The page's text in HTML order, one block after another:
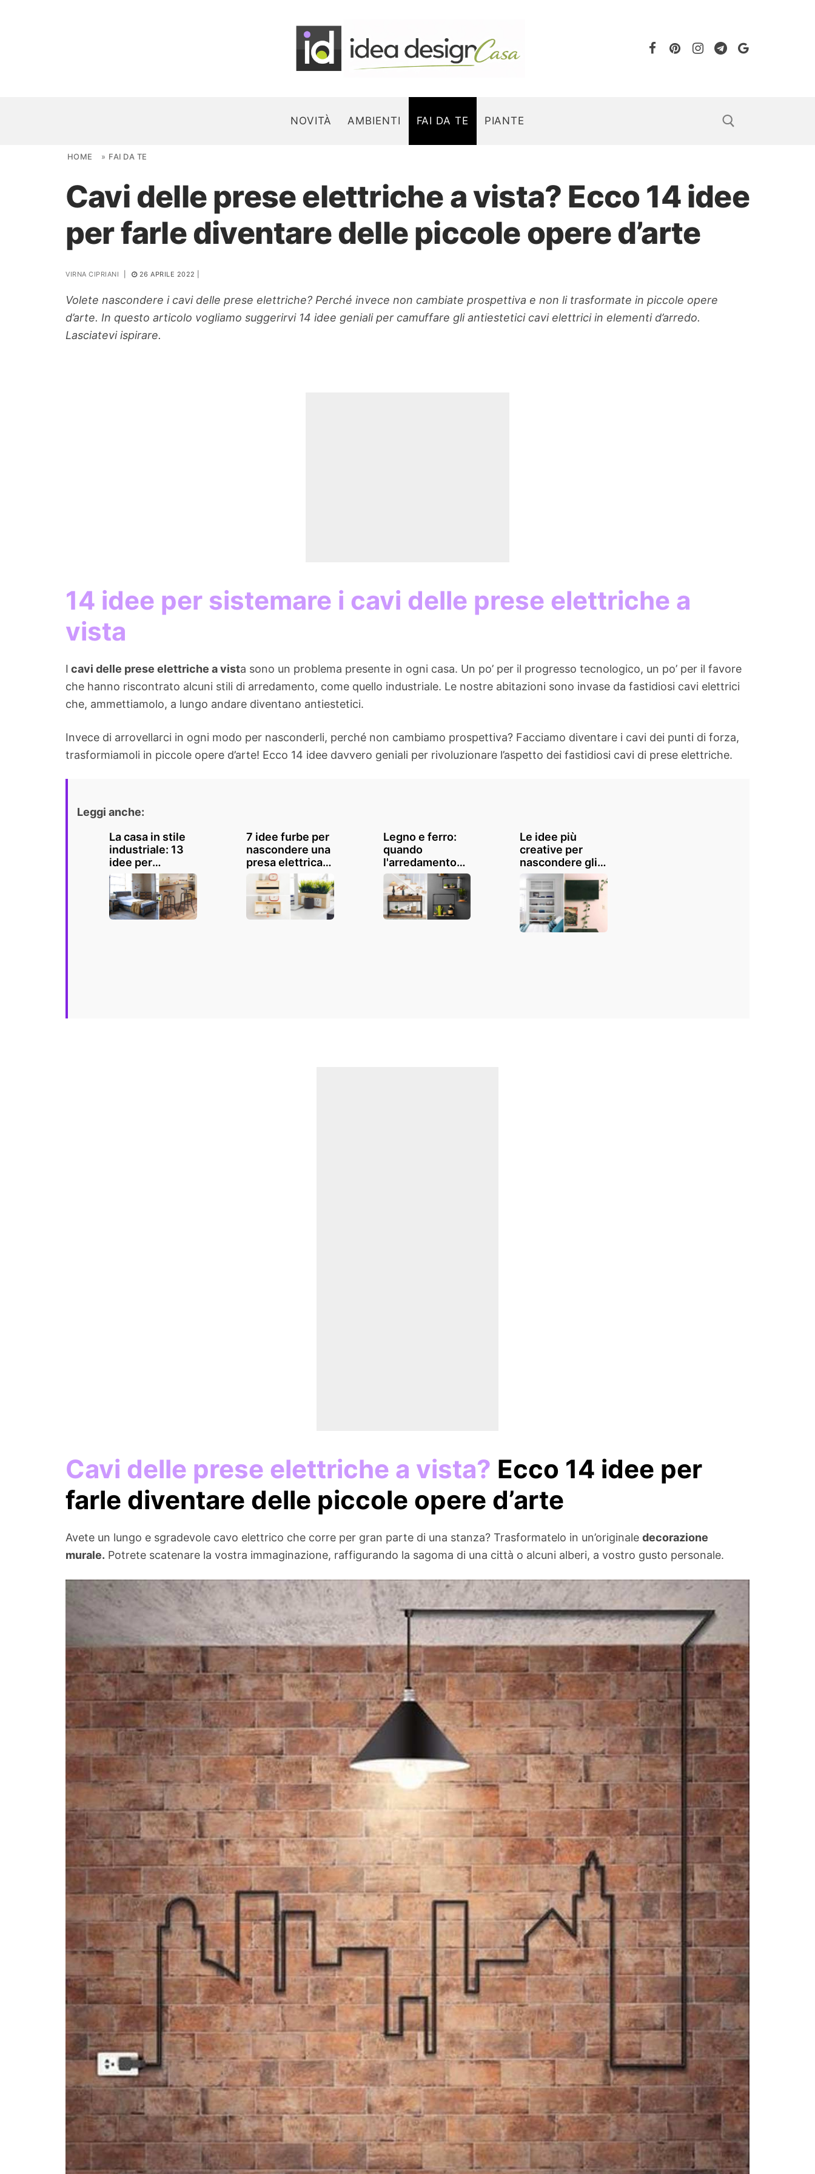
NOVITÀ AMBIENTI FAI DA TE PIANTE
Search for:
NOVITÀ
AMBIENTI
Ortaggio
Search for:
HOME » FAI DA TE
Cavi delle prese elettriche a vista? Ecco 14 idee
per farle diventare delle piccole opere d’arte
VIRNA CIPRIANI 26 APRILE 2022
Volete nascondere i cavi delle prese elettriche? Perché invece non cambiate prospettiva e non li trasformate in piccole opere
d’arte. In questo articolo vogliamo suggerirvi 14 idee geniali per camuffare gli antiestetici cavi elettrici in elementi d’arredo.
Lasciatevi ispirare.
14 idee per sistemare i cavi delle prese elettriche a
vista
I cavi delle prese elettriche a vista sono un problema presente in ogni casa. Un po’ per il progresso tecnologico, un po’ per il favore
che hanno riscontrato alcuni stili di arredamento, come quello industriale. Le nostre abitazioni sono invase da fastidiosi cavi elettrici
che, ammettiamolo, a lungo andare diventano antiestetici.
Invece di arrovellarci in ogni modo per nasconderli, perché non cambiamo prospettiva? Facciamo diventare i cavi dei punti di forza,
trasformiamoli in piccole opere d’arte! Ecco 14 idee davvero geniali per rivoluzionare l’aspetto dei fastidiosi cavi di prese elettriche.
Leggi anche:
La casa in stile
industriale: 13
idee per
renderla unica!
Ispiratevi
7 idee furbe per
nascondere una
presa elettrica
in casa!
Ispiratevi
Legno e ferro:
quando
l'arredamento
stile industriale
entra in casa
Le idee più
creative per
nascondere gli
elementi
antiestetici in
casa: ispiratevi
Cavi delle prese elettriche a vista? Ecco 14 idee per
farle diventare delle piccole opere d’arte
Avete un lungo e sgradevole cavo elettrico che corre per gran parte di una stanza? Trasformatelo in un’originale decorazione
murale. Potrete scatenare la vostra immaginazione, raffigurando la sagoma di una città o alcuni alberi, a vostro gusto personale.